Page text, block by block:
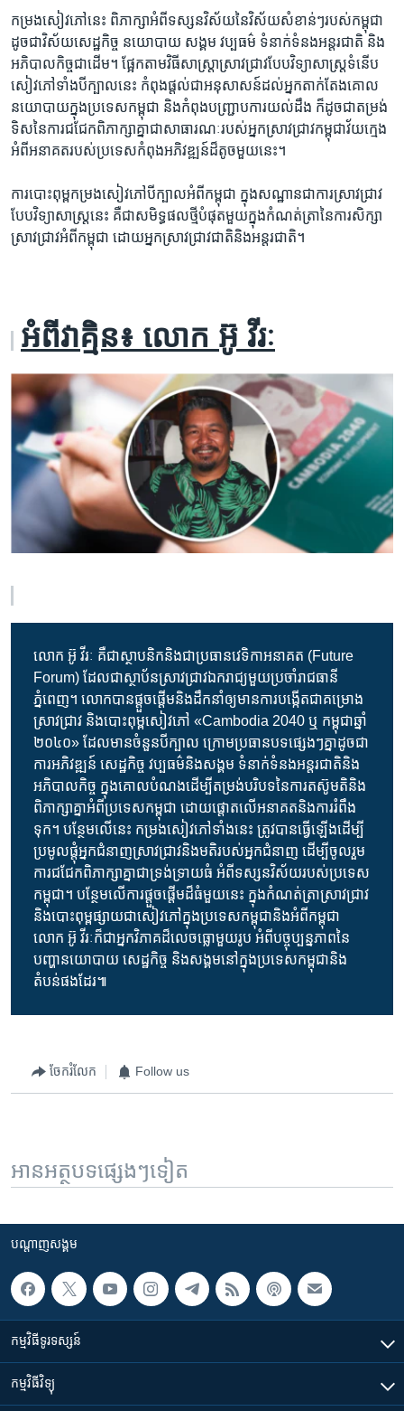
កម្រង​សៀវភៅ​នេះ ពិភាក្សា​អំពី​ទស្សនវិស័យ​នៃ​វិស័យ​សំខាន់ៗ​របស់​កម្ពុជា
ដូចជា​វិស័យ​សេដ្ឋកិច្ច នយោបាយ សង្គម វប្បធម៌ ទំនាក់ទំនង​អន្តរជាតិ និង​
អភិបាលកិច្ច​ជា​ដើម។ ផ្អែក​តាម​វិធីសាស្ត្រា​ស្រាវជ្រាវ​បែប​វិទ្យាសាស្ត្រ​ទំនើប
សៀវភៅ​ទាំង​បីក្បាល​នេះ កំពុង​ផ្តល់ជា​អនុសាសន៍​ដល់​អ្នក​តាក់តែង​គោល
នយោបាយ​ក្នុង​ប្រទេស​កម្ពុជា និង​កំពុង​បញ្ជ្រាប​ការ​យល់ដឹង ក៏ដូចជា​តម្រង់​
ទិស​នៃ​ការ​ជជែក​ពិភាក្សា​គ្នា​ជា​សាធារណៈ​របស់​អ្នក​ស្រាវជ្រាវ​កម្ពុជា​វ័យ​ក្មេង
អំពី​អនាគត​របស់​ប្រទេស​កំពុង​អភិវឌ្ឍន៍​ដ៏​តូច​មួយ​នេះ។
ការ​បោះពុម្ព​កម្រង​សៀវភៅ​បី​ក្បាល​អំពី​កម្ពុជា ក្នុង​សណ្ឋាន​ជា​ការ​ស្រាវជ្រាវ​
បែប​វិទ្យាសាស្ត្រ​នេះ គឺជា​សមិទ្ធផល​ថ្មី​បំផុត​មួយ​ក្នុង​កំណត់ត្រា​នៃ​ការសិក្សា​
ស្រាវជ្រាវ​អំពី​កម្ពុជា ដោយ​អ្នក​ស្រាវជ្រាវ​ជាតិ​និង​អន្តរជាតិ។
​អំពី​វាគ្មិន៖ លោក អ៊ូ វីរៈ
លោក អ៊ូ វីរៈ គឺជា​ស្ថាបនិក​និង​ជា​ប្រធាន​វេទិកា​អនាគត (Future
Forum) ដែលជា​ស្ថាប័ន​ស្រាវជ្រាវ​ឯករាជ្យ​មួយ​ប្រចាំ​រាជធានី​
ភ្នំពេញ។ លោក​បាន​ផ្តួចផ្តើម​និង​ដឹកនាំ​ឲ្យ​មាន​ការ​បង្កើត​ជា​គម្រោង​
ស្រាវជ្រាវ និង​បោះពុម្ព​សៀវភៅ «Cambodia 2040 ឬ កម្ពុជា​ឆ្នាំ
២០៤០» ដែល​មាន​ចំនួន​បី​ក្បាល ក្រោម​ប្រធានបទ​ផ្សេងៗ​គ្នា​ដូចជា
ការ​អភិវឌ្ឍន៍ សេដ្ឋកិច្ច វប្បធម៌​និង​សង្គម ទំនាក់​ទំនង​អន្តរជាតិ​និង​
អភិបាលកិច្ច ក្នុង​គោលបំណង​ដើម្បី​តម្រង់​បរិបទ​នៃ​ការ​តស៊ូ​មតិ​និង​
ពិភាក្សាគ្នា​អំពី​ប្រទេស​កម្ពុជា ដោយ​ផ្តោត​លើ​អនាគត​និង​ការ​រំពឹង
ទុក។ បន្ថែម​លើ​នេះ កម្រង​សៀវភៅ​ទាំង​នេះ ត្រូវបាន​ធ្វើឡើងដើម្បី​
ប្រមូល​ផ្តុំ​អ្នក​ជំនាញ​ស្រាវជ្រាវ​និង​មតិ​របស់​អ្នក​ជំនាញ ដើម្បី​ចូលរួម​
ការ​ជជែក​ពិភាក្សា​គ្នា​ជា​ទ្រង់ទ្រាយ​ធំ អំពី​ទស្សនវិស័យ​របស់​ប្រទេស​
កម្ពុជា។ បន្ថែមលើ​ការ​ផ្តួចផ្តើម​ដ៏ធំ​មួយ​នេះ ក្នុង​កំណត់ត្រា​ស្រាវជ្រាវ​
និង​បោះពុម្ព​ផ្សាយ​ជា​សៀវភៅ​ក្នុង​ប្រទេស​កម្ពុជា​និង​អំពី​កម្ពុជា
លោក អ៊ូ វីរៈ​ក៏​ជា​អ្នក​វិភាគ​ដ៏​លេច​ធ្លោ​មួយ​រូប អំពី​បច្ចុប្បន្នភាព​នៃ​
បញ្ហា​នយោបាយ សេដ្ឋកិច្ច និង​សង្គម​នៅ​ក្នុង​ប្រទេស​កម្ពុជា​និង​
តំបន់​ផង​ដែរ៕
ចែករំលែក Follow us
អានអត្ថបទផ្សេងៗទៀត
បណ្តាញ​សង្គម
កម្មវិធី​ទូរទស្សន៍
កម្មវិធី​វិទ្យុ